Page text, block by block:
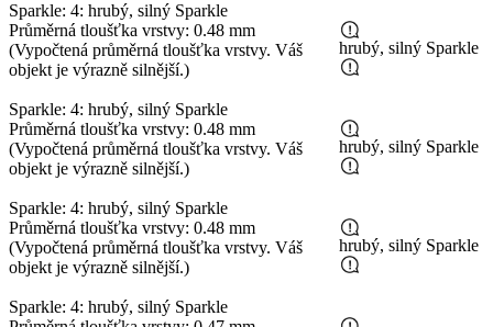
Sparkle: 4: hrubý, silný Sparkle
Průměrná tloušťka vrstvy: 0.48 mm
(Vypočtená průměrná tloušťka vrstvy. Váš
objekt je výrazně silnější.)
Sparkle: 4: hrubý, silný Sparkle
hrubý, silný Sparkle
Průměrná tloušťka vrstvy: 0.48 mm
(Vypočtená průměrná tloušťka vrstvy. Váš
objekt je výrazně silnější.)
Sparkle: 4: hrubý, silný Sparkle
hrubý, silný Sparkle
Průměrná tloušťka vrstvy: 0.48 mm
(Vypočtená průměrná tloušťka vrstvy. Váš
objekt je výrazně silnější.)
Sparkle: 4: hrubý, silný Sparkle
hrubý, silný Sparkle